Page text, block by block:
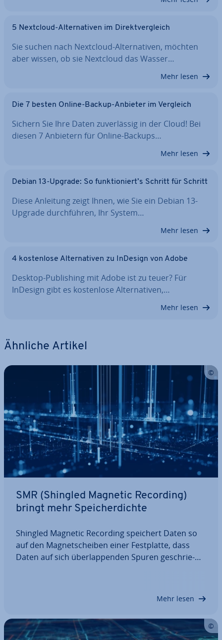
5 Nextcloud-Al­ter­na­ti­ven im Di­rekt­ver­gleich
Sie suchen nach Nextcloud-Al­ter­na­ti­ven, möchten
aber wissen, ob sie Nextcloud das Wasser…
Mehr lesen
Die 7 besten Online-Backup-Anbieter im Vergleich
Sichern Sie Ihre Daten zu­ver­läs­sig in der Cloud! Bei
diesen 7 Anbietern für Online-Backups…
Mehr lesen
Debian 13-Upgrade: So funk­tio­niert’s Schritt für Schritt
Diese Anleitung zeigt Ihnen, wie Sie ein Debian 13-
Upgrade durch­füh­ren, Ihr System…
Mehr lesen
4 kos­ten­lo­se Al­ter­na­ti­ven zu InDesign von Adobe
Desktop-Pu­bli­shing mit Adobe ist zu teuer? Für
InDesign gibt es kos­ten­lo­se Al­ter­na­ti­ven,…
Mehr lesen
Ähnliche Artikel
SMR (Shingled Magnetic Recording)
bringt mehr Spei­cher­dich­te
Shingled Magnetic Recording speichert Daten so
auf den Ma­gnet­schei­ben einer Fest­plat­te, dass
Daten auf sich über­lap­pen­den Spuren ge­schrie­
Mehr lesen